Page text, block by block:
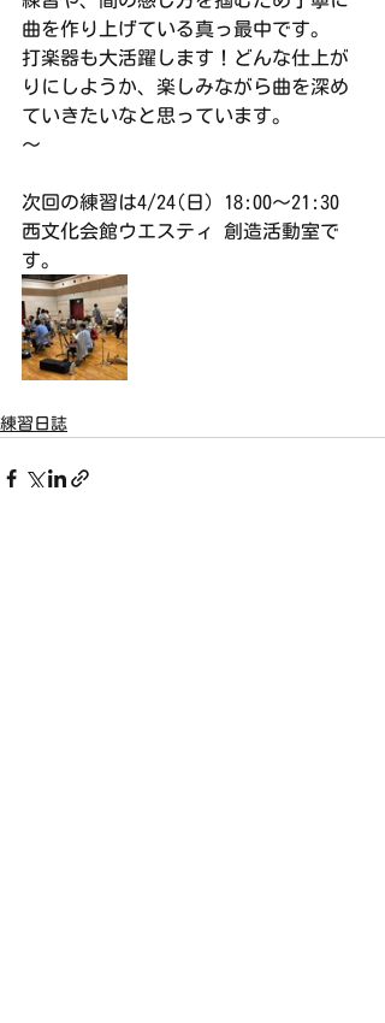
曲を作り上げている真っ最中です。
打楽器も大活躍します！どんな仕上が
りにしようか、楽しみながら曲を深め
ていきたいなと思っています。
〜
次回の練習は4/24(日) 18:00〜21:30
西文化会館ウエスティ 創造活動室で
す。
練習日誌